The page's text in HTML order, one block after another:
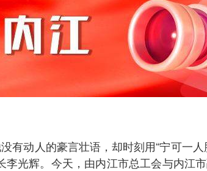
动人的豪言壮语，却时刻用“宁可一
光辉。今天，由内江市总工会与内江